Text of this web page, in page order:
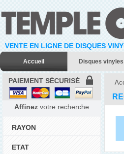
VENTE EN LIGNE DE DISQUES
Accueil Disques vinyles
PAIEMENT SÉCURISÉ
Affinez votre recherche
RAYON
ETAT